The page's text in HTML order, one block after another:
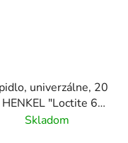
univerzálne, 20
"Loctite 60
sec."
Skladom